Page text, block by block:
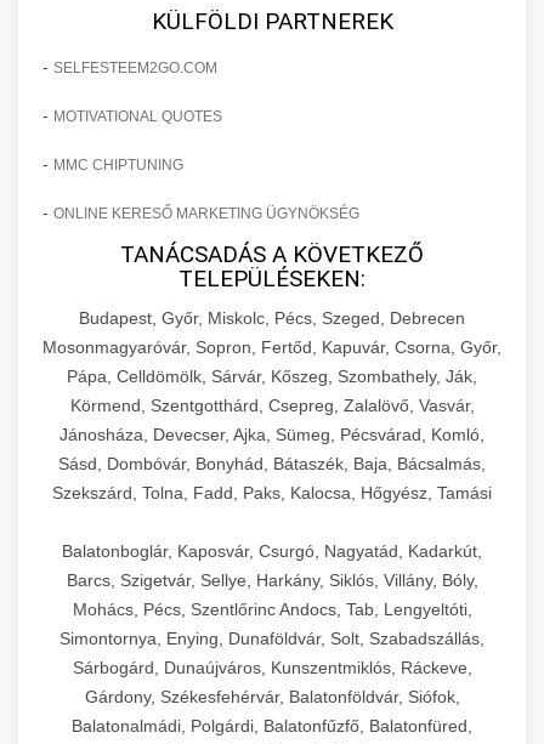
KÜLFÖLDI PARTNEREK
- SELFESTEEM2GO.COM
- MOTIVATIONAL QUOTES
- MMC CHIPTUNING
- ONLINE KERESŐ MARKETING ÜGYNÖKSÉG
TANÁCSADÁS A KÖVETKEZŐ
TELEPÜLÉSEKEN:
Budapest, Győr, Miskolc, Pécs, Szeged, Debrecen
Mosonmagyaróvár, Sopron, Fertőd, Kapuvár, Csorna, Győr,
Pápa, Celldömölk, Sárvár, Kőszeg, Szombathely, Ják,
Körmend, Szentgotthárd, Csepreg, Zalalövő, Vasvár,
Jánosháza, Devecser, Ajka, Sümeg, Pécsvárad, Komló,
Sásd, Dombóvár, Bonyhád, Bátaszék, Baja, Bácsalmás,
Szekszárd, Tolna, Fadd, Paks, Kalocsa, Hőgyész, Tamási
Balatonboglár, Kaposvár, Csurgó, Nagyatád, Kadarkút,
Barcs, Szigetvár, Sellye, Harkány, Siklós, Villány, Bóly,
Mohács, Pécs, Szentlőrinc Andocs, Tab, Lengyeltóti,
Simontornya, Enying, Dunaföldvár, Solt, Szabadszállás,
Sárbogárd, Dunaújváros, Kunszentmiklós, Ráckeve,
Gárdony, Székesfehérvár, Balatonföldvár, Siófok,
Balatonalmádi, Polgárdi, Balatonfűzfő, Balatonfüred,